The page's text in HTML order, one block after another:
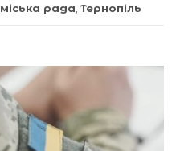
міська рада Тернопіль